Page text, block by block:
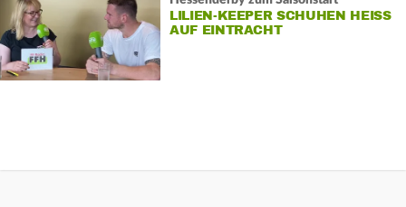
LILIEN-KEEPER SCHUHEN HEISS A
UF EINTRACHT